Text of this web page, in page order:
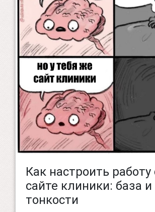
Как настроить
сайте клиники: база и
тонкости